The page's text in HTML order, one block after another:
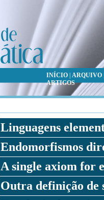
INÍCIO ARQUIVO
ARTIGOS
Linguagens
Endomorfismos
A single axiom for
Outra definição de